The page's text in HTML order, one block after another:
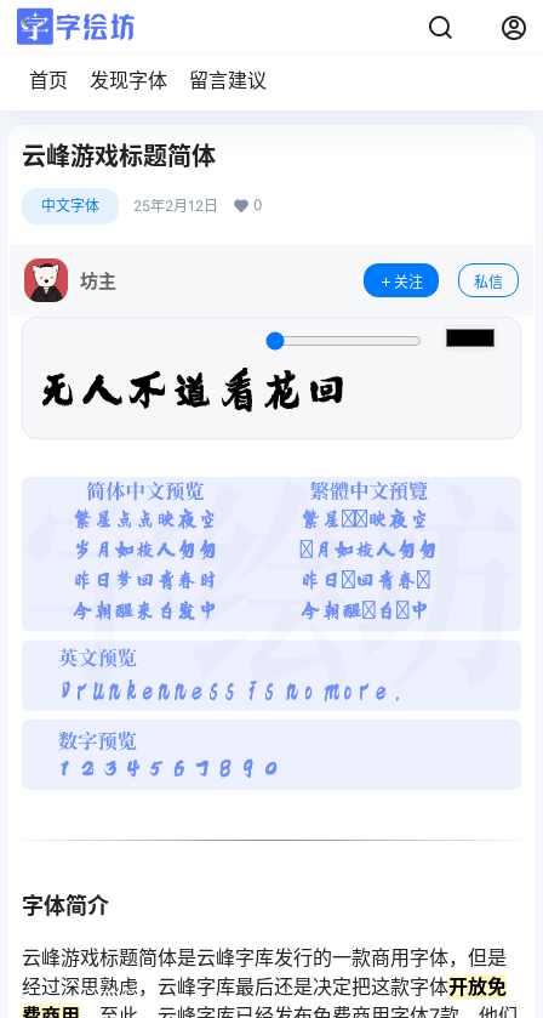
首页 发现字体 留言建议
云峰游戏标题简体
中文字体 25年2月12日 0
坊主 关注 私信
无人不道看花回
字体简介
云峰游戏标题简体是云峰字库发行的一款商用字体，但是
经过深思熟虑，云峰字库最后还是决定把这款字体开放免